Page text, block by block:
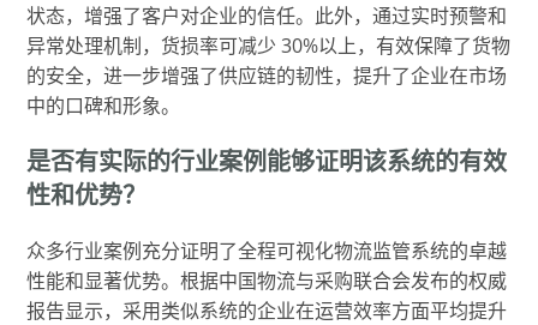
状态，增强了客户对企业的信任。此外，通过实时预警和
异常处理机制，货损率可减少 30%以上，有效保障了货物
的安全，进一步增强了供应链的韧性，提升了企业在市场
中的口碑和形象。
是否有实际的行业案例能够证明该系统的有效
性和优势？
众多行业案例充分证明了全程可视化物流监管系统的卓越
性能和显著优势。根据中国物流与采购联合会发布的权威
报告显示，采用类似系统的企业在运营效率方面平均提升